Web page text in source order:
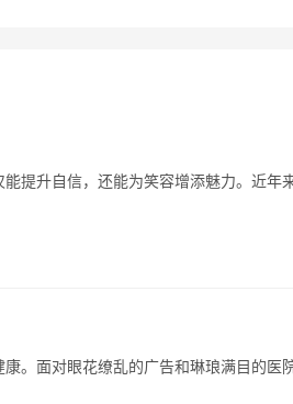
提升自信，还能为笑容增添魅力。近年
。面对眼花缭乱的广告和琳琅满目的医